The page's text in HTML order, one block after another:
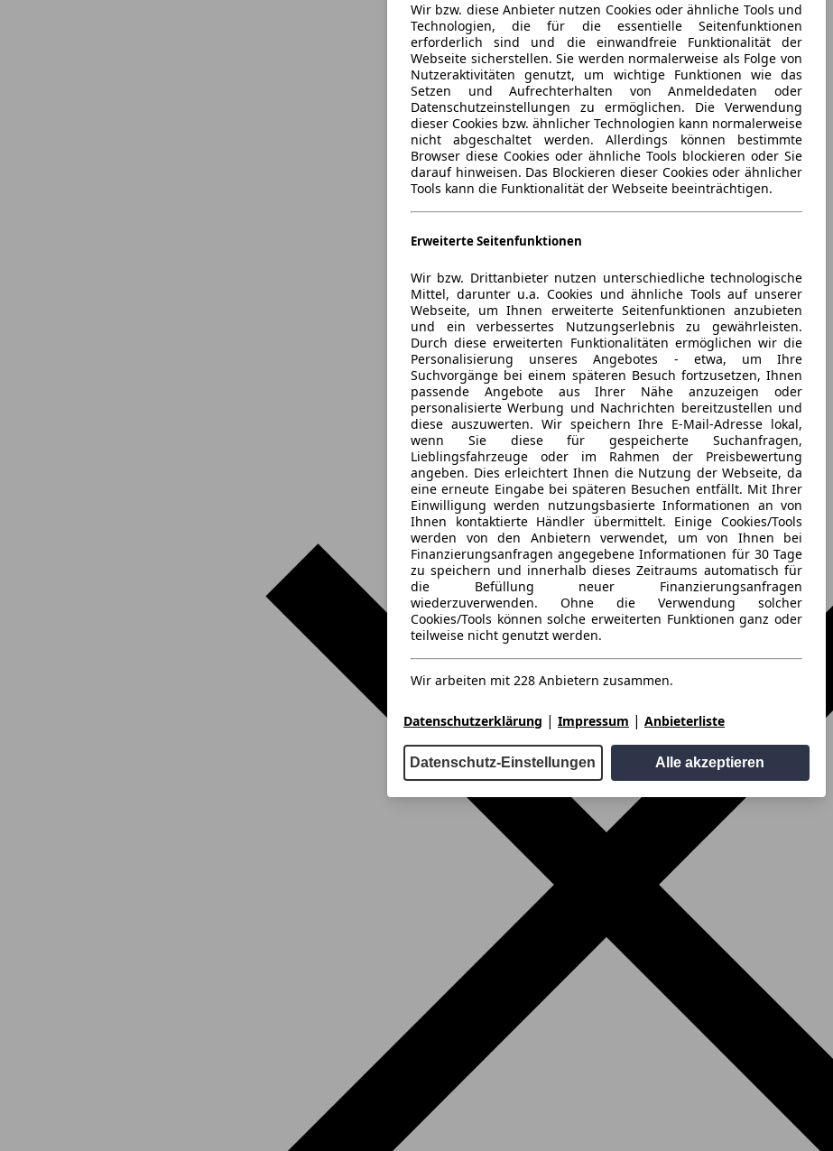
Wir bzw. diese Anbieter nutzen Cookies oder ähnliche Tools und
Technologien, die für die essentielle Seitenfunktionen
erforderlich sind und die einwandfreie Funktionalität der
Webseite sicherstellen. Sie werden normalerweise als Folge von
Nutzeraktivitäten genutzt, um wichtige Funktionen wie das
Setzen und Aufrechterhalten von Anmeldedaten oder
Datenschutzeinstellungen zu ermöglichen. Die Verwendung
dieser Cookies bzw. ähnlicher Technologien kann normalerweise
nicht abgeschaltet werden. Allerdings können bestimmte
Browser diese Cookies oder ähnliche Tools blockieren oder Sie
darauf hinweisen. Das Blockieren dieser Cookies oder ähnlicher
Tools kann die Funktionalität der Webseite beeinträchtigen.
Erweiterte Seitenfunktionen
Wir bzw. Drittanbieter nutzen unterschiedliche technologische
Mittel, darunter u.a. Cookies und ähnliche Tools auf unserer
Webseite, um Ihnen erweiterte Seitenfunktionen anzubieten
und ein verbessertes Nutzungserlebnis zu gewährleisten.
Durch diese erweiterten Funktionalitäten ermöglichen wir die
Personalisierung unseres Angebotes - etwa, um Ihre
Suchvorgänge bei einem späteren Besuch fortzusetzen, Ihnen
passende Angebote aus Ihrer Nähe anzuzeigen oder
personalisierte Werbung und Nachrichten bereitzustellen und
diese auszuwerten. Wir speichern Ihre E-Mail-Adresse lokal,
wenn Sie diese für gespeicherte Suchanfragen,
Lieblingsfahrzeuge oder im Rahmen der Preisbewertung
angeben. Dies erleichtert Ihnen die Nutzung der Webseite, da
eine erneute Eingabe bei späteren Besuchen entfällt. Mit Ihrer
Einwilligung werden nutzungsbasierte Informationen an von
Ihnen kontaktierte Händler übermittelt. Einige Cookies/Tools
werden von den Anbietern verwendet, um von Ihnen bei
Finanzierungsanfragen angegebene Informationen für 30 Tage
zu speichern und innerhalb dieses Zeitraums automatisch für
die Befüllung neuer Finanzierungsanfragen
wiederzuverwenden. Ohne die Verwendung solcher
Cookies/Tools können solche erweiterten Funktionen ganz oder
teilweise nicht genutzt werden.
Wir arbeiten mit 228 Anbietern zusammen.
Datenschutzerklärung | Impressum | Anbieterliste
Datenschutz-Einstellungen Alle akzeptieren